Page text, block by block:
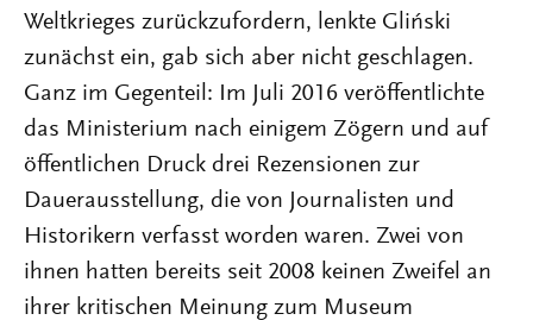
Weltkrieges zurückzufordern, lenkte Gliński
zunächst ein, gab sich aber nicht geschlagen.
Ganz im Gegenteil: Im Juli 2016 veröffentlichte
das Ministerium nach einigem Zögern und auf
öffentlichen Druck drei Rezensionen zur
Dauerausstellung, die von Journalisten und
Historikern verfasst worden waren. Zwei von
ihnen hatten bereits seit 2008 keinen Zweifel an
ihrer kritischen Meinung zum Museum